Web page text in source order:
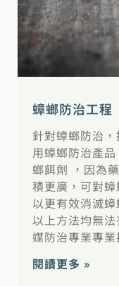
蟑螂防治工程
針對蟑螂防治
用蟑螂防治產
螂餌劑 ，因為
積更廣，可對
以更有效消滅
以上方法均無
媒防治專業專
閱讀更多 »